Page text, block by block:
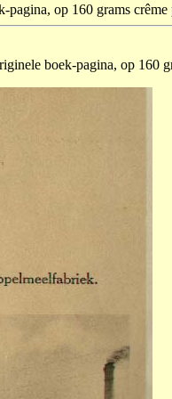
op 160 grams
boek-pagina, op 160